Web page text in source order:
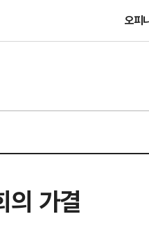
오피
의 가결